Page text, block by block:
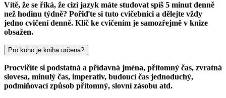
Vítě, že se říká, že cizí jazyk máte studovat spíš 5 minut denně
než hodinu týdně? Pořiďte si tuto cvičebnici a dělejte vždy
jedno cvičení denně. Klíč ke cvičením je samozřejmě v knize
obsažen.
Pro koho je kniha určena?
Procvičíte si podstatná a přídavná jména, přítomný čas, zvratná
slovesa, minulý čas, imperativ, budoucí čas jednoduchý,
podmiňovací způsob přítomný, slovní zásobu atd.